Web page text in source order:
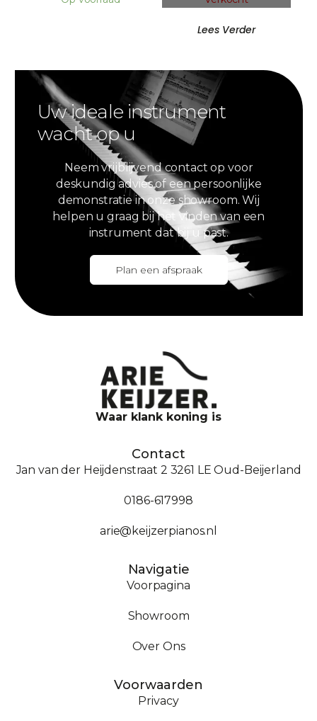
Lees Verder
Uw ideale instrument
wacht op u
Neem vrijblijvend contact op voor
deskundig advies of een persoonlijke
demonstratie in onze showroom. Wij
helpen u graag bij het vinden van een
instrument dat bij u past.
Plan een afspraak
Waar klank koning is
Contact
Jan van der Heijdenstraat 2 3261 LE Oud-Beijerland
0186-617998
arie@keijzerpianos.nl
Navigatie
Voorpagina
Showroom
Over Ons
Voorwaarden
Privacy